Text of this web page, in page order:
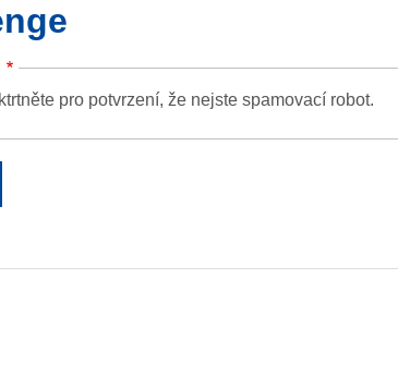
pro potvrzení, že nejste spamovací robot.